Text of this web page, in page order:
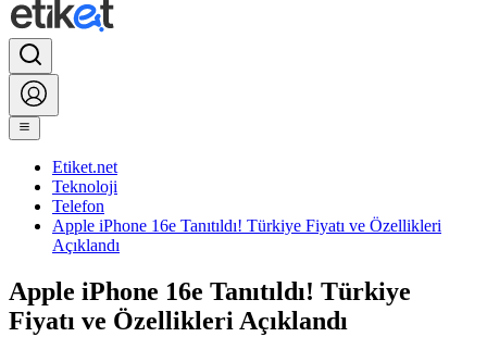
Etiket.net
Teknoloji
Telefon
Apple iPhone 16e Tanıtıldı! Türkiye Fiyatı ve Özellikleri
Açıklandı
Apple iPhone 16e Tanıtıldı! Türkiye
Fiyatı ve Özellikleri Açıklandı